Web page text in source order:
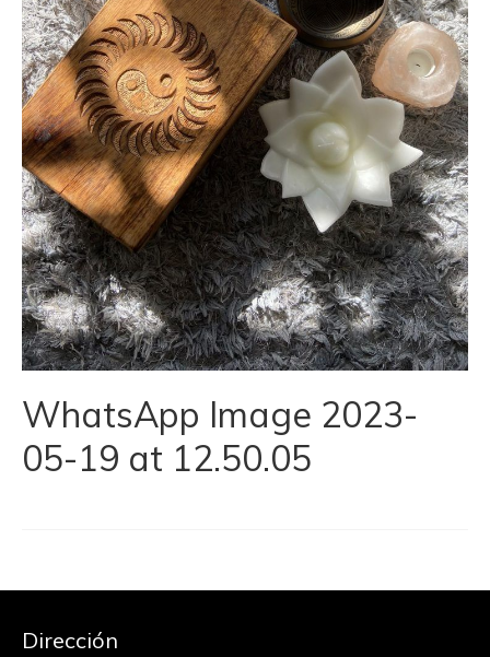
WhatsApp Image 2023-
05-19 at 12.50.05
Dirección